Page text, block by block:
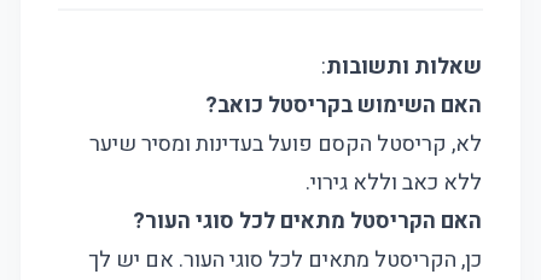
שאלות ותשובות:
האם השימוש בקריסטל כואב?
לא, קריסטל הקסם פועל בעדינות ומסיר שיער
ללא כאב וללא גירוי.
האם הקריסטל מתאים לכל סוגי העור?
כן, הקריסטל מתאים לכל סוגי העור. אם יש לך